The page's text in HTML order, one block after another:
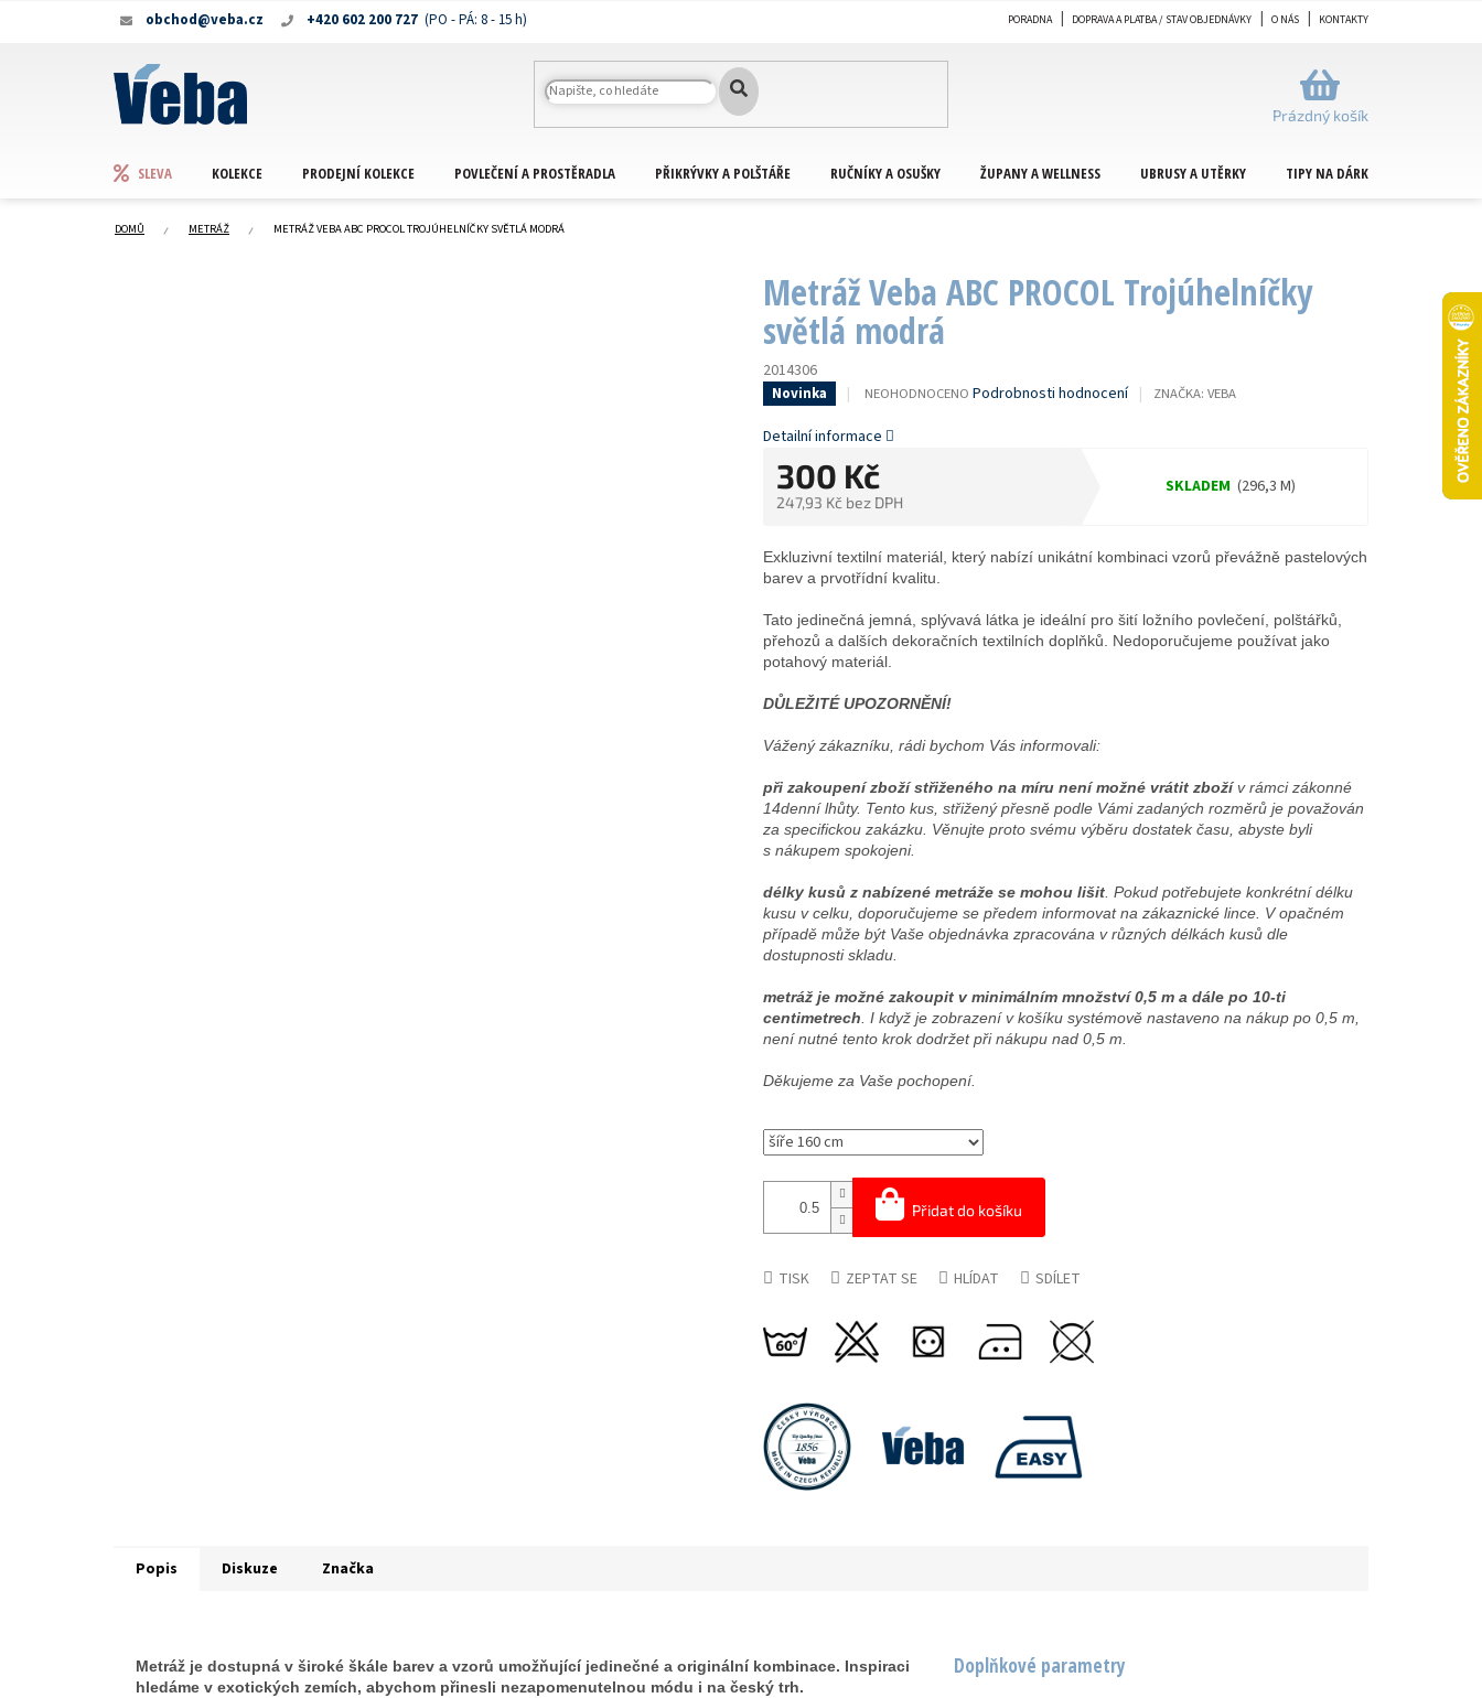
+420 602 200 727
obchod@veba.cz PORADNA DOPRAVA A PLATBA / STAV OBJEDNÁVKY O NÁS KONTAKTY
NÁKUPNÍ
KOŠÍK
Prázdný košík
SLEVA KOLEKCE PRODEJNÍ KOLEKCE POVLEČENÍ A PROSTĚRADLA PŘIKRÝVKY A POLŠTÁŘE RUČNÍKY A OSUŠKY ŽUPANY A WELLNESS UBRUSY A UTĚRKY TIPY NA DÁRKY
DOMŮ METRÁŽ METRÁŽ VEBA ABC PROCOL TROJÚHELNÍČKY SVĚTLÁ MODRÁ
Metráž Veba ABC PROCOL Trojúhelníčky
světlá modrá
2014306
Novinka
PRŮMĚRNÉ
PRODUKTU
JE
0,0
Z
5
NEOHODNOCENO Podrobnosti hodnocení ZNAČKA: VEBA
300 Kč
247,93 Kč bez DPH
SKLADEM (296,3 M)
Přidat do košíku
Exkluzivní textilní materiál, který nabízí unikátní kombinaci vzorů převážně pastelových
barev a prvotřídní kvalitu.
Tato jedinečná jemná, splývavá látka je ideální pro šití ložního povlečení, polštářků,
přehozů a dalších dekoračních textilních doplňků. Nedoporučujeme používat jako
potahový materiál.
DŮLEŽITÉ UPOZORNĚNÍ!
Vážený zákazníku, rádi bychom Vás informovali:
při zakoupení zboží střiženého na míru není možné vrátit zbožív rámci zákonné
14denní lhůty. Tento kus, střižený přesně podle Vámi zadaných rozměrů je považován
za specifickou zakázku. Věnujte proto svému výběru dostatek času, abyste byli
s nákupem spokojeni.
délky kusů z nabízené metráže se mohou lišit. Pokud potřebujete konkrétní délku
kusu v celku, doporučujeme se předem informovat na zákaznické lince. V opačném
případě může být Vaše objednávka zpracována v různých délkách kusů dle
dostupnosti skladu.
metráž je možné zakoupit v minimálním množství 0,5 m a dále po 10-ti
centimetrech. I když je zobrazení v košíku systémově nastaveno na nákup po 0,5 m,
není nutné tento krok dodržet při nákupu nad 0,5 m.
Děkujeme za Vaše pochopení.
Detailní informace
TISK ZEPTAT SE HLÍDAT SDÍLET
Popis Diskuze Značka
Metráž je dostupná v široké škále barev a vzorů umožňující jedinečné a originální kombinace. Inspiraci
hledáme v exotických zemích, abychom přinesli nezapomenutelnou módu i na český trh.
Doplňkové parametry